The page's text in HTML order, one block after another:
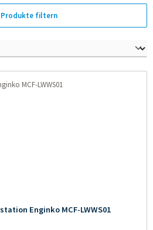
Produkte filtern
Enginko MCF-LWWS01